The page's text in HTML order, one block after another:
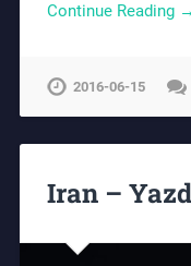
Continue Reading →
2016-06-15
Iran –